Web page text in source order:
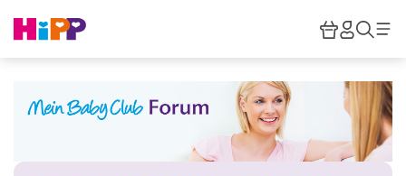
HiPP